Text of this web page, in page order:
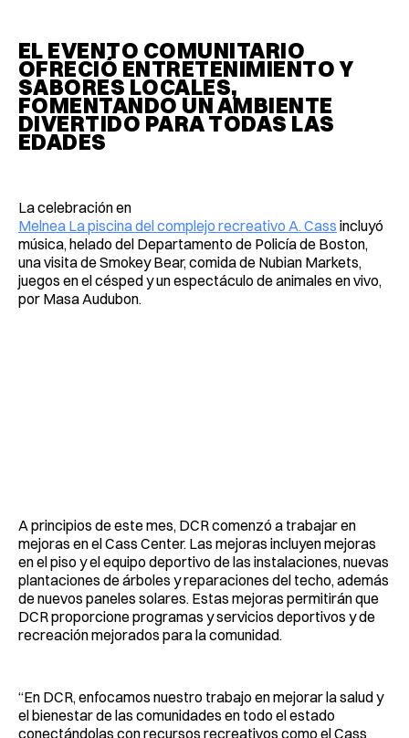
EL EVENTO COMUNITARIO
OFRECIÓ ENTRETENIMIENTO Y
SABORES LOCALES,
FOMENTANDO UN AMBIENTE
DIVERTIDO PARA TODAS LAS
EDADES
La celebración en
Melnea La piscina del complejo recreativo A. Cass incluyó
música, helado del Departamento de Policía de Boston,
una visita de Smokey Bear, comida de Nubian Markets,
juegos en el césped y un espectáculo de animales en vivo,
por Masa Audubon.
A principios de este mes, DCR comenzó a trabajar en
mejoras en el Cass Center. Las mejoras incluyen mejoras
en el piso y el equipo deportivo de las instalaciones, nuevas
plantaciones de árboles y reparaciones del techo, además
de nuevos paneles solares. Estas mejoras permitirán que
DCR proporcione programas y servicios deportivos y de
recreación mejorados para la comunidad.
“En DCR, enfocamos nuestro trabajo en mejorar la salud y
el bienestar de las comunidades en todo el estado
conectándolas con recursos recreativos como el Cass